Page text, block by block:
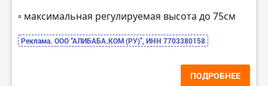
▫️ максимальная регулируемая высота до 75см
Реклама. ООО “АЛИБАБА.КОМ (РУ)”, ИНН 7703380158
ПОДРОБНЕЕ